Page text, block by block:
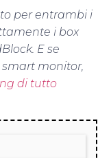
per entrambi i
i box
E se
monitor,
di tutto